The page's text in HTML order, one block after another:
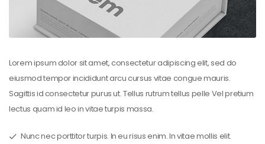
Lorem ipsum dolor sit amet, consectetur adipiscing elit, sed do
eiusmod tempor incididunt arcu cursus vitae congue mauris.
Sagittis id consectetur purus ut. Tellus rutrum tellus pelle Vel pretium
lectus quam id leo in vitae turpis massa.
Nunc nec porttitor turpis. In eu risus enim. In vitae mollis elit.